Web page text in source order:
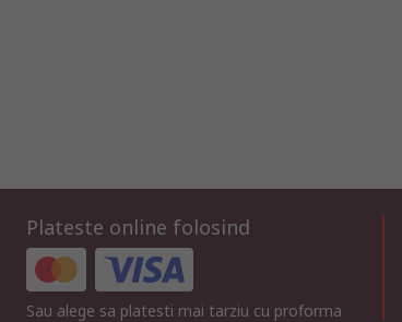
Plateste online folosind
Sau alege sa platesti mai tarziu cu proforma